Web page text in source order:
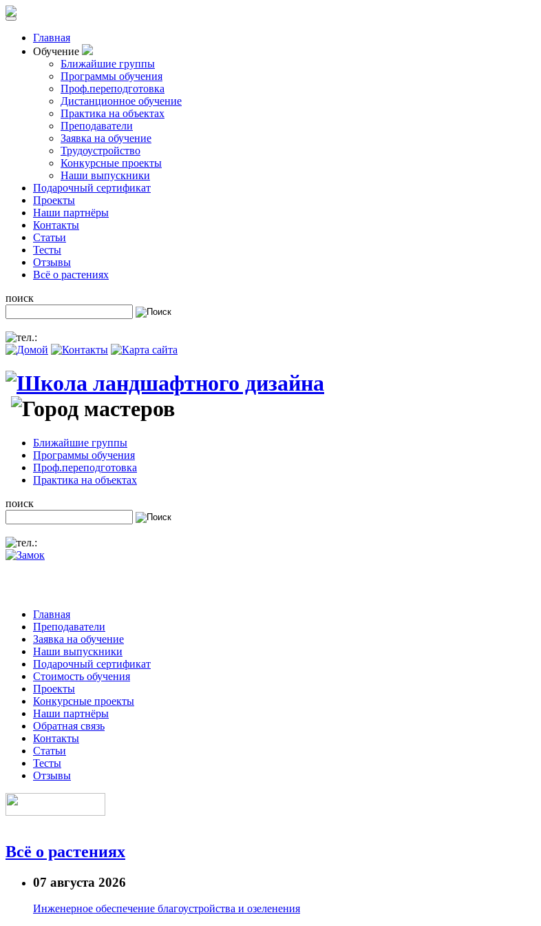
Главная
Обучение
Ближайшие группы
Программы обучения
Проф.переподготовка
Дистанционное обучение
Практика на объектах
Преподаватели
Заявка на обучение
Трудоустройство
Конкурсные проекты
Наши выпускники
Подарочный сертификат
Проекты
Наши партнёры
Контакты
Статьи
Тесты
Отзывы
Всё о растениях
поиск
Ближайшие группы
Программы обучения
Проф.переподготовка
Практика на объектах
поиск
Главная
Преподаватели
Заявка на обучение
Наши выпускники
Подарочный сертификат
Стоимость обучения
Проекты
Конкурсные проекты
Наши партнёры
Обратная связь
Контакты
Статьи
Тесты
Отзывы
Всё о растениях
07 августа 2026
Инженерное обеспечение благоустройства и озеленения